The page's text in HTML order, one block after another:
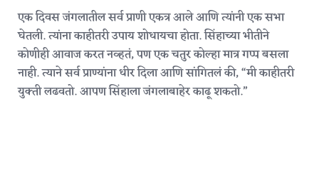
एक दिवस जंगलातील सर्व प्राणी एकत्र आले आणि त्यांनी एक सभा
घेतली. त्यांना काहीतरी उपाय शोधायचा होता. सिंहाच्या भीतीने
कोणीही आवाज करत नव्हतं, पण एक चतुर कोल्हा मात्र गप्प बसला
नाही. त्याने सर्व प्राण्यांना धीर दिला आणि सांगितलं की, “मी काहीतरी
युक्ती लढवतो. आपण सिंहाला जंगलाबाहेर काढू शकतो.”